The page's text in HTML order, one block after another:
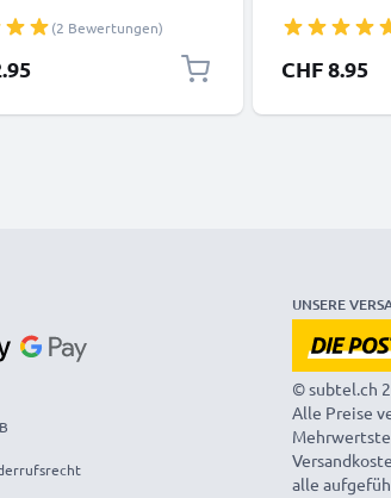
/ AM-61 für
kabellose Mikrofone,
oder Festnetztelefone
(2 Bewertungen)
CHF 8.95
UNSERE
© subtel.ch
Alle Preise
alle